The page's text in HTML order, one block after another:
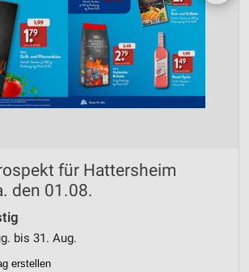
für Hattersheim
den 01.08.
bis 31. Aug.
erstellen